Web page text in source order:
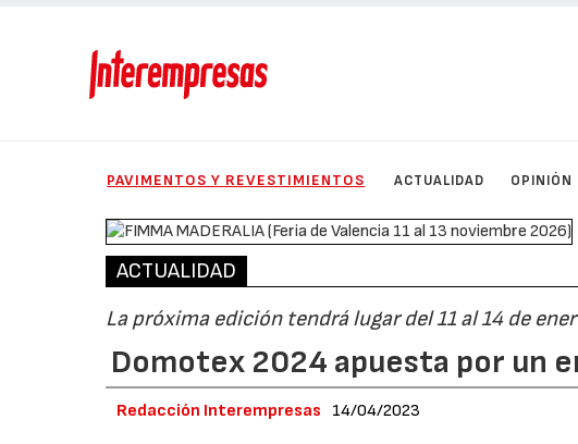
PAVIMENTOS Y REVESTIMIENTOS ACTUALIDAD OPINIÓN
ACTUALIDAD
La próxima edición tendrá lugar del 11 al 14 de
Domotex 2024 apuesta por un
Redacción Interempresas 14/04/2023